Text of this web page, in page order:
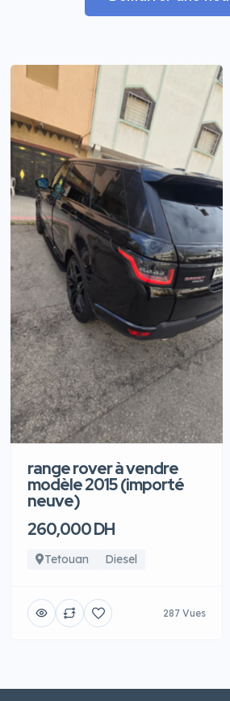
range rover à vendre
modèle 2015 (importé
neuve)
260,000 DH
Tetouan Diesel
287 Vues